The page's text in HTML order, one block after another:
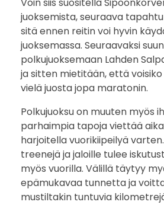
Voin siis suositella
juoksemista, seuraava
sitä ennen reitin voi hyvin
juoksemassa. Seuraavaksi
polkujuoksemaan Lahden
ja sitten mietitään, että
vielä juosta jopa maratonin.
Polkujuoksu on muuten myös
parhaimpia tapoja viettää
harjoitella vuorikiipeilyä
treenejä ja jaloille tulee
myös vuorilla. Välillä täytyy
epämukavaa tunnetta ja
mustiltakin tuntuvia